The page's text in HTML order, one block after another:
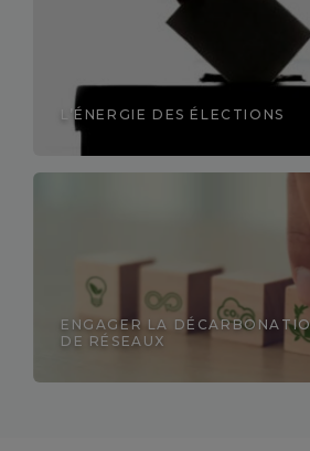
L’ÉNERGIE DES ÉLECTIONS
ENGAGER LA
DE RÉSEAUX